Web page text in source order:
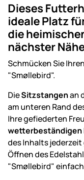
Dieses
ideale Platz
die
nächster
Schmücken Sie
"Smøllebird".
DieSitzstangenan
am unteren Rand
Ihre gefiederten
wetterbeständigen
des Inhalts
Öffnen des
"Smøllebird"